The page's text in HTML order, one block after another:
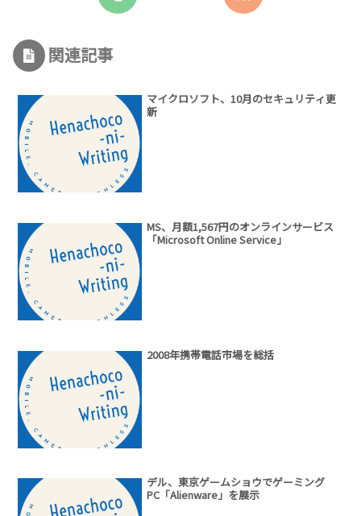
関連記事
マイクロソフト、10月のセキュリティ更
新
MS、月額1,567円のオンラインサービス
「Microsoft Online Service」
2008年携帯電話市場を総括
デル、東京ゲームショウでゲーミング
PC「Alienware」を展示